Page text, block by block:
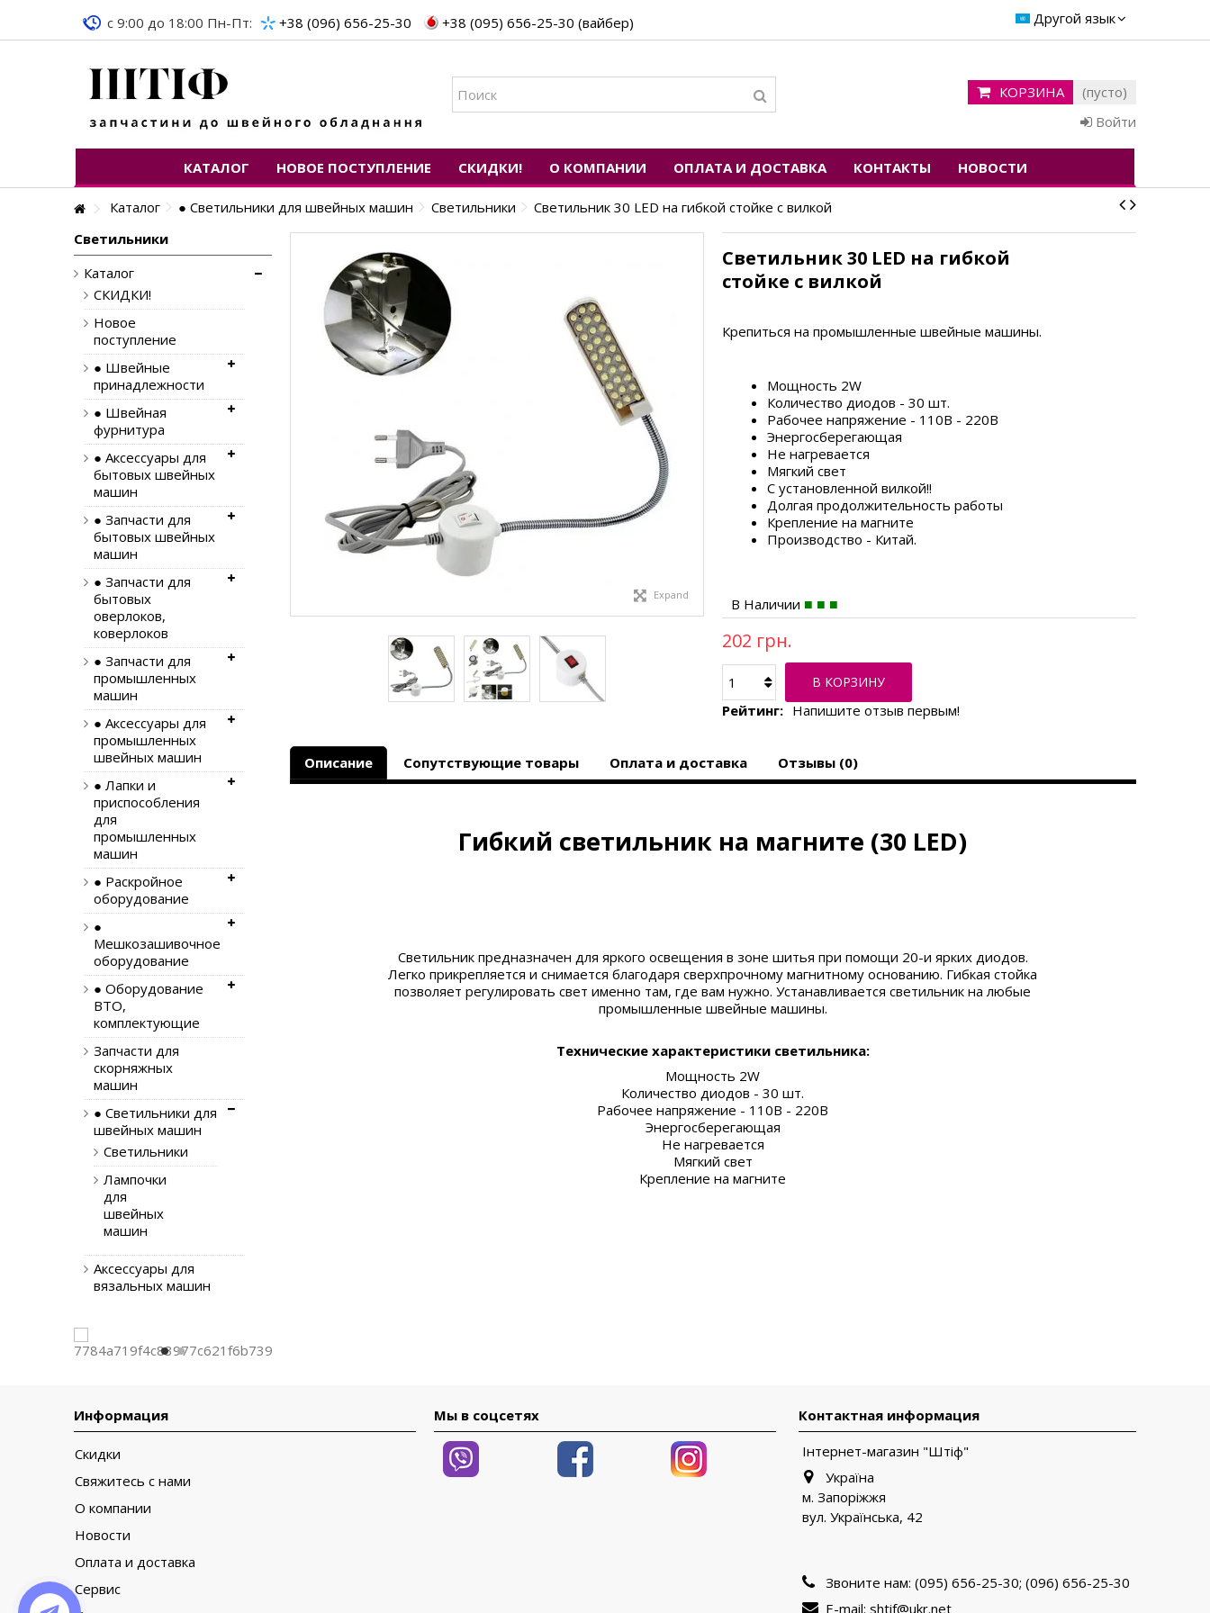
Другой язык
c 9:00 до 18:00 Пн-Пт: +38 (096) 656-25-30 +38 (095) 656-25-30 (вайбер)
КОРЗИНА
(пусто)
Войти
КАТАЛОГ НОВОЕ ПОСТУПЛЕНИЕ СКИДКИ! О КОМПАНИИ ОПЛАТА И ДОСТАВКА КОНТАКТЫ НОВОСТИ
Каталог ● Светильники для швейных машин Светильники Cветильник 30 LED на гибкой стойке с вилкой
Expand
Cветильник 30 LED на гибкой
стойке с вилкой
Крепиться на промышленные швейные машины.
Мощность 2W
Количество диодов - 30 шт.
Рабочее напряжение - 110В - 220В
Энергосберегающая
Не нагревается
Мягкий свет
С установленной вилкой!!
Долгая продолжительность работы
Крепление на магните
Производство - Китай.
В Наличии
202 грн.
В КОРЗИНУ
Рейтинг: Напишите отзыв первым!
Описание Сопутствующие товары Оплата и доставка Отзывы (0)
Гибкий светильник на магните (30 LED)
Светильник предназначен для яркого освещения в зоне шитья при помощи 20-и ярких диодов.
Легко прикрепляется и снимается благодаря сверхпрочному магнитному основанию. Гибкая стойка
позволяет регулировать свет именно там, где вам нужно. Устанавливается светильникна любые
промышленные швейные машины.
Технические характеристики светильника:
Мощность 2W
Количество диодов - 30 шт.
Рабочее напряжение - 110В - 220В
Энергосберегающая
Не нагревается
Мягкий свет
Крепление на магните
Светильники
Каталог
СКИДКИ!
Новое
поступление
● Швейные
принадлежности
● Швейная
фурнитура
● Аксессуары для
бытовых швейных
машин
● Запчасти для
бытовых швейных
машин
● Запчасти для
бытовых
оверлоков,
коверлоков
● Запчасти для
промышленных
машин
● Аксессуары для
промышленных
швейных машин
● Лапки и
приспособления
для
промышленных
машин
● Раскройное
оборудование
●
Мешкозашивочное
оборудование
● Оборудование
ВТО,
комплектующие
Запчасти для
скорняжных
машин
● Светильники для
швейных машин
Светильники
Лампочки
для
швейных
машин
Аксессуары для
вязальных машин
Информация
Скидки
Свяжитесь с нами
О компании
Новости
Оплата и доставка
Сервис
Мы в соцсетях
Контактная информация
Інтернет-магазин "Штіф"
Україна
м. Запоріжжя
вул. Українська, 42
Звоните нам: (095) 656-25-30; (096) 656-25-30
E-mail: shtif@ukr.net